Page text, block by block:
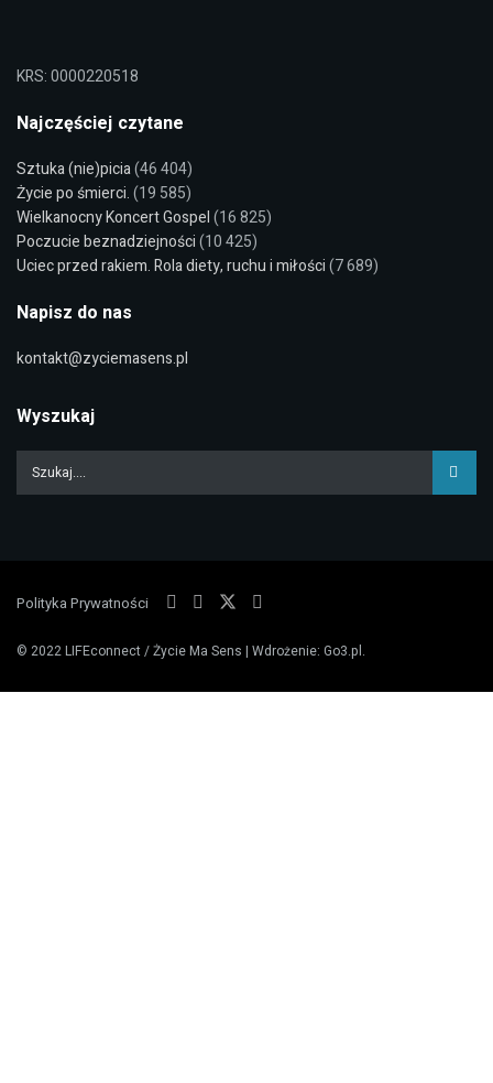
KRS: 0000220518
Najczęściej czytane
Sztuka (nie)picia(46 404)
Życie po śmierci.(19 585)
Wielkanocny Koncert Gospel(16 825)
Poczucie beznadziejności(10 425)
Uciec przed rakiem. Rola diety, ruchu i miłości(7 689)
Napisz do nas
kontakt@zyciemasens.pl
Wyszukaj
Polityka Prywatności
© 2022LIFEconnect / Życie Ma Sens | Wdrożenie: Go3.pl.